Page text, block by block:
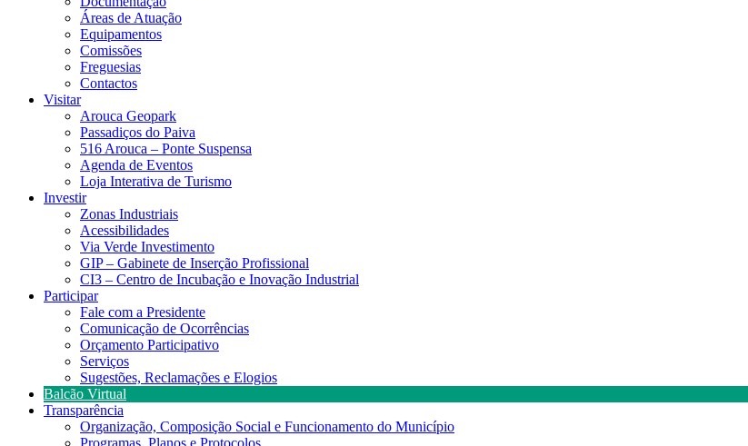
Áreas de Atuação
Equipamentos
Comissões
Freguesias
Contactos
Visitar
Arouca Geopark
Passadiços do Paiva
516 Arouca – Ponte Suspensa
Agenda de Eventos
Loja Interativa de Turismo
Investir
Zonas Industriais
Acessibilidades
Via Verde Investimento
GIP – Gabinete de Inserção Profissional
CI3 – Centro de Incubação e Inovação Industrial
Participar
Fale com a Presidente
Comunicação de Ocorrências
Orçamento Participativo
Serviços
Sugestões, Reclamações e Elogios
Balcão Virtual
Transparência
Organização, Composição Social e Funcionamento do Município
Programas, Planos e Protocolos